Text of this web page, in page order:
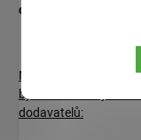
celoročně prodej
Nabízíme námi
bylin od ověřených a
dodavatelů: